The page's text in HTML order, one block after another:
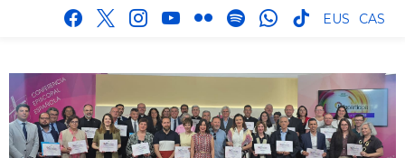
facebook
x instagram
youtube
flickr spotifywhatsapp
tik
EUS CAS